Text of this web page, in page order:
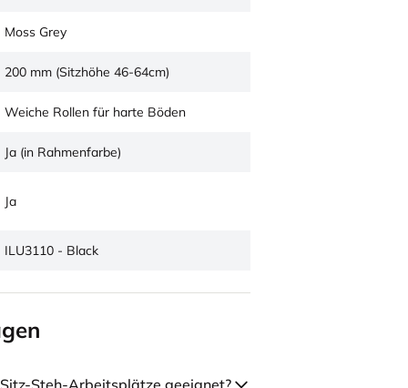
Moss Grey
200 mm (Sitzhöhe 46-64cm)
Weiche Rollen für harte Böden
Ja (in Rahmenfarbe)
Ja
ILU3110 - Black
Steh-Arbeitsplätze geeignet?